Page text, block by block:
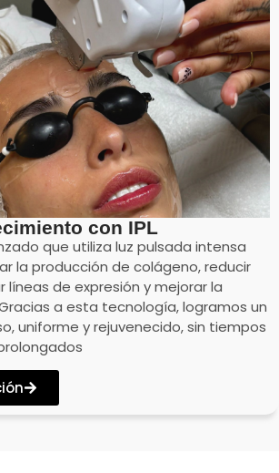
con IPL
que utiliza luz pulsada intensa
la producción de colágeno, reducir
líneas de expresión y mejorar la
a esta tecnología, logramos un
uniforme y rejuvenecido, sin tiempos